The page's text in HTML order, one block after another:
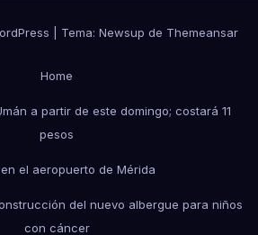
Tema: Newsup de Themeansar
Home
a partir de este domingo; costará 11
pesos
el aeropuerto de Mérida
del nuevo albergue para niños
con cáncer